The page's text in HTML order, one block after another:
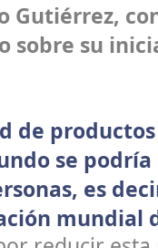
Gutiérrez,
sobre su
de
se
es
mundial